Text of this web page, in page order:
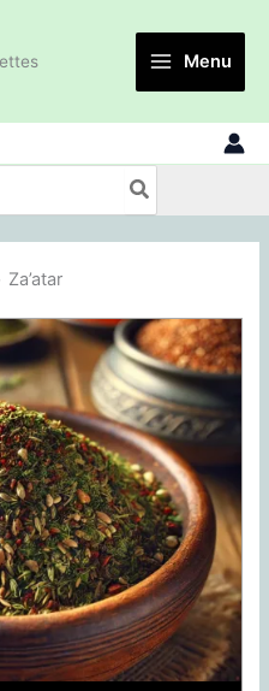
Menu
Za’atar